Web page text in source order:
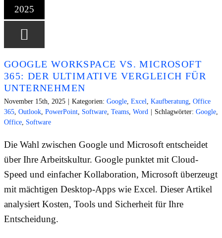
2025
GOOGLE WORKSPACE VS. MICROSOFT
365: DER ULTIMATIVE VERGLEICH FÜR
UNTERNEHMEN
November 15th, 2025 Kategorien: Google Excel Kaufberatung Office
365 Outlook PowerPoint Software Teams Word Schlagwörter: Google
Office Software
Die Wahl zwischen Google und Microsoft entscheidet
über Ihre Arbeitskultur. Google punktet mit Cloud-
Speed und einfacher Kollaboration, Microsoft überzeugt
mit mächtigen Desktop-Apps wie Excel. Dieser Artikel
analysiert Kosten, Tools und Sicherheit für Ihre
Entscheidung.